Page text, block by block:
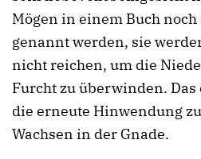
Mögen in einem Buch
genannt werden, sie
nicht reichen, um die
Furcht zu überwinden.
die erneute Hinwendung
Wachsen in der Gnade.